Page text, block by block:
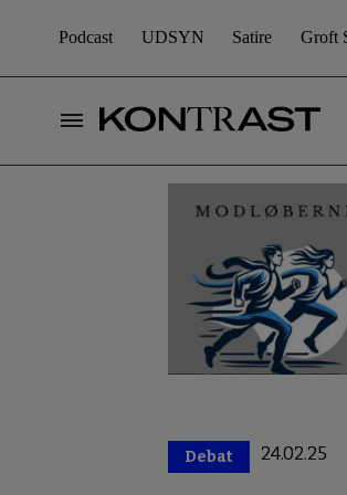
Podcast UDSYN Satire Groft
Debat 24.02.25